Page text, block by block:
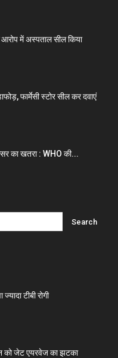
Limited
में अस्पताल सील किया
फार्मेसी स्टोर सील कर दवाएं
का खतरा : WHO की...
टीबी रोगी
को जेट एयरवेज का झटका